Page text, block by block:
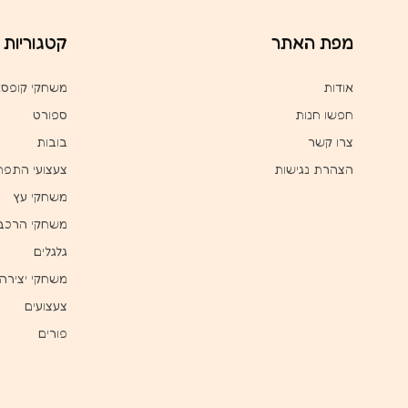
מפת האתר
אודות
חפשו חנות
צרו קשר
הצהרת נגישות
קטגוריות
משחקי
ספורט
בובות
צעצועי
משחקי עץ
משחקי
גלגלים
משחקי יצירה
צעצועים
פורים